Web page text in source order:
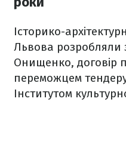
Історико-
Львова розробляли
Онищенко, договір
переможцем
Інститутом